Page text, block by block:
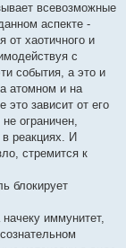
всевозможные
аспекте -
от хаотичного и
с
события, а это и
атомном и на
зависит от его
ограничен,
реакциях. И
стремится к
блокирует
иммунитет,